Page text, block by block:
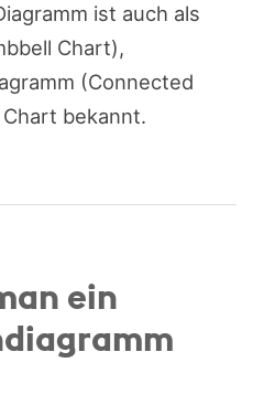
ist auch als
Chart),
(Connected
bekannt.
ein